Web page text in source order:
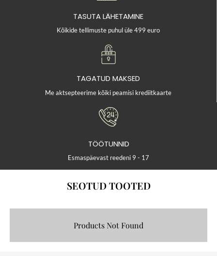
TASUTA LÄHETAMINE
Kõikide tellimuste puhul üle 499 euro
TAGATUD MAKSED
Me aktsepteerime kõiki peamisi krediitkaarte
TÖÖTUNNID
Esmaspäevast reedeni 9 - 17
SEOTUD TOOTED
Products Not Found